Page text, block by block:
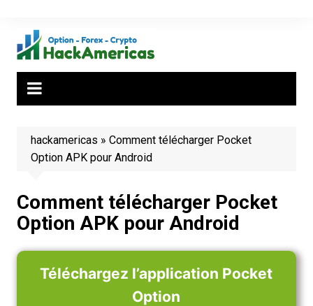
contenu
hackamericas » Comment télécharger Pocket
Option APK pour Android
Comment télécharger Pocket
Option APK pour Android
Téléchargez l’application Pocket
Option